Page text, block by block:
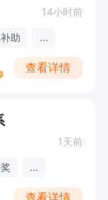
14小时前
助 ...
查看详情
1天前
...